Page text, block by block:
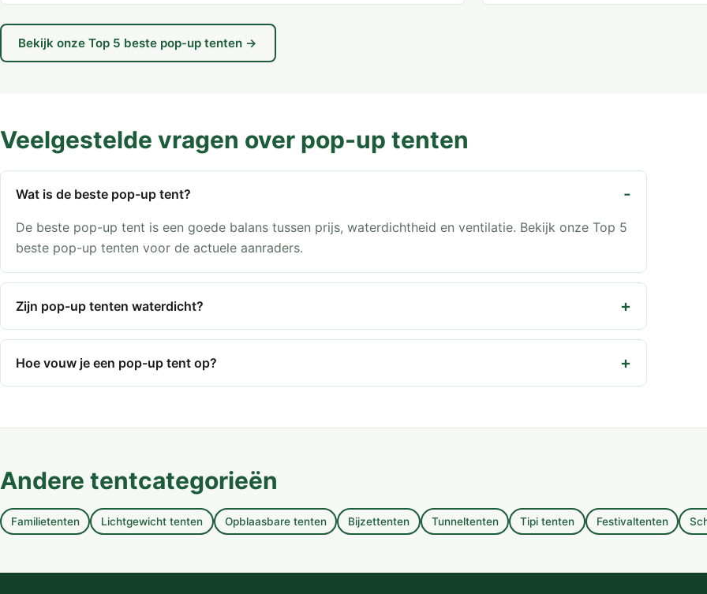
Bekijk onze Top 5 beste pop-up tenten →
Veelgestelde vragen over pop-up tenten
Wat is de beste pop-up tent?
De beste pop-up tent is een goede balans tussen prijs, waterdichtheid en ventilatie. Bekijk onze Top 5
beste pop-up tenten voor de actuele aanraders.
Zijn pop-up tenten waterdicht?
Hoe vouw je een pop-up tent op?
Andere tentcategorieën
Familietenten Lichtgewicht tenten Opblaasbare tenten Bijzettenten Tunneltenten Tipi tenten Festivaltenten